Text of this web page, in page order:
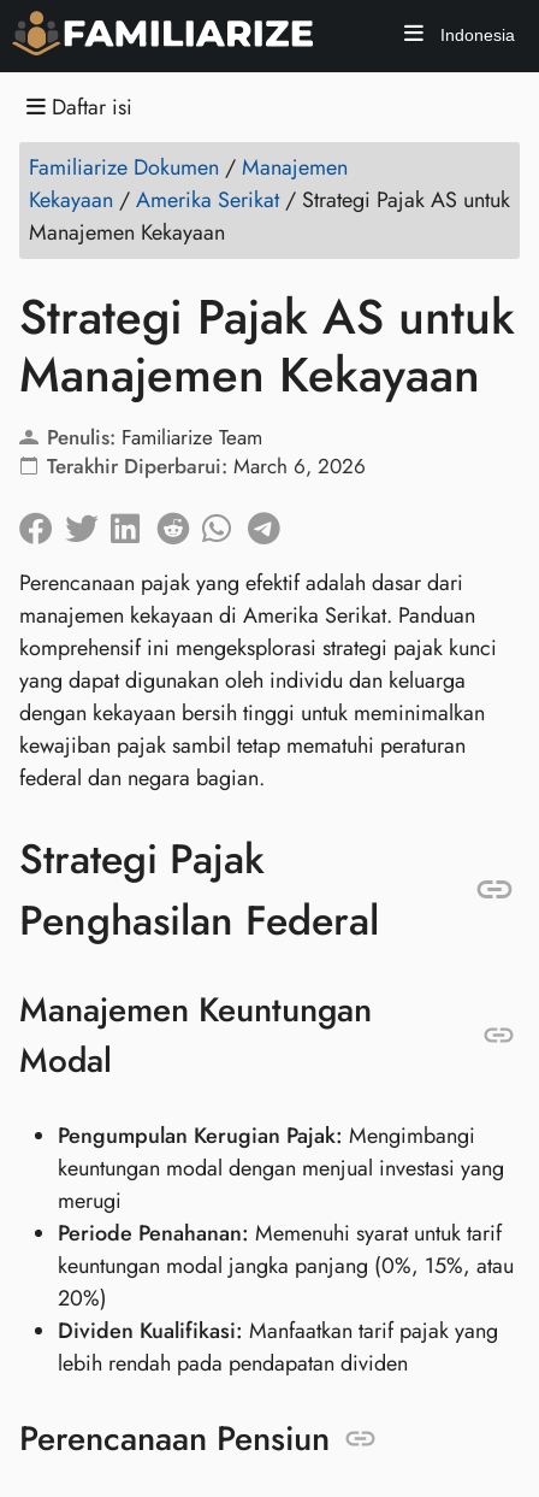
Indonesia
Daftar isi
Familiarize Dokumen /Manajemen
Kekayaan /Amerika Serikat/ Strategi Pajak AS untuk
Manajemen Kekayaan
Strategi Pajak AS untuk
Manajemen Kekayaan
Penulis: Familiarize Team
Terakhir Diperbarui: March 6, 2026
Perencanaan pajak yang efektif adalah dasar dari
manajemen kekayaan di Amerika Serikat. Panduan
komprehensif ini mengeksplorasi strategi pajak kunci
yang dapat digunakan oleh individu dan keluarga
dengan kekayaan bersih tinggi untuk meminimalkan
kewajiban pajak sambil tetap mematuhi peraturan
federal dan negara bagian.
Strategi Pajak
Penghasilan Federal
Manajemen Keuntungan
Modal
Pengumpulan Kerugian Pajak: Mengimbangi
keuntungan modal dengan menjual investasi yang
merugi
Periode Penahanan: Memenuhi syarat untuk tarif
keuntungan modal jangka panjang (0%, 15%, atau
20%)
Dividen Kualifikasi: Manfaatkan tarif pajak yang
lebih rendah pada pendapatan dividen
Perencanaan Pensiun